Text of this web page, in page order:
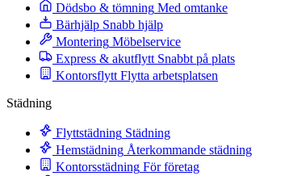
Dödsbo & tömning Med omtanke
Bärhjälp Snabb hjälp
Montering Möbelservice
Express & akutflytt Snabbt på plats
Kontorsflytt Flytta arbetsplatsen
Städning
Flyttstädning Städning
Hemstädning Återkommande städning
Kontorsstädning För företag